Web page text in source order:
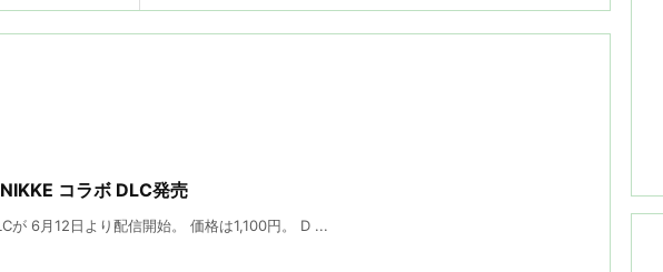
コラボ DLC発売
が 6月12日より配信開始。 価格は1,100円。 D ...